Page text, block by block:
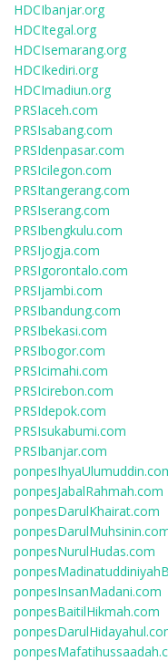
HDCIbanjar.org
HDCItegal.org
HDCIsemarang.org
HDCIkediri.org
HDCImadiun.org
PRSIaceh.com
PRSIsabang.com
PRSIdenpasar.com
PRSIcilegon.com
PRSItangerang.com
PRSIserang.com
PRSIbengkulu.com
PRSIjogja.com
PRSIgorontalo.com
PRSIjambi.com
PRSIbandung.com
PRSIbekasi.com
PRSIbogor.com
PRSIcimahi.com
PRSIcirebon.com
PRSIdepok.com
PRSIsukabumi.com
PRSIbanjar.com
ponpesJabalRahmah.com
ponpesDarulKhairat.com
ponpesNurulHudas.com
ponpesInsanMadani.com
ponpesBaitilHikmah.com